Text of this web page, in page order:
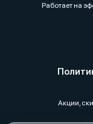
Работает на
Акции,